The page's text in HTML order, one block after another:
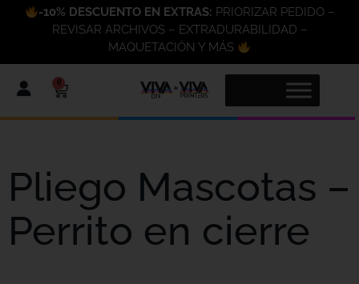
-10% DESCUENTO EN EXTRAS: PRIORIZAR PEDIDO –
REVISAR ARCHIVOS – EXTRADURABILIDAD –
MAQUETACIÓN Y MÁS
0
Pliego Mascotas –
Perrito en cierre